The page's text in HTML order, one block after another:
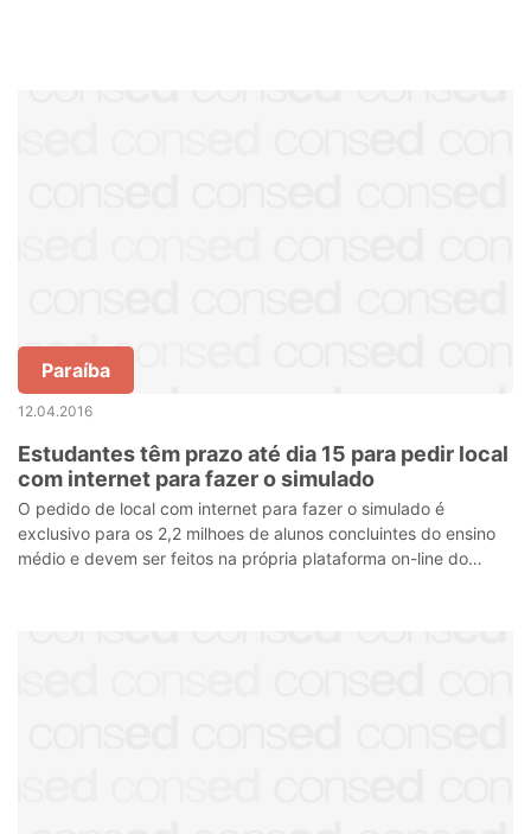
Paraíba
12.04.2016
Estudantes têm prazo até dia 15 para pedir local
com internet para fazer o simulado
O pedido de local com internet para fazer o simulado é
exclusivo para os 2,2 milhoes de alunos concluintes do ensino
médio e devem ser feitos na própria plataforma on-line do